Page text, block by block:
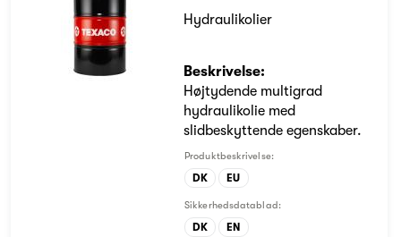
Hydraulikolier
Beskrivelse:
Højtydende multigrad
hydraulikolie med
slidbeskyttende egenskaber.
Produktbeskrivelse:
DK EU
Sikkerhedsdatablad:
DK EN